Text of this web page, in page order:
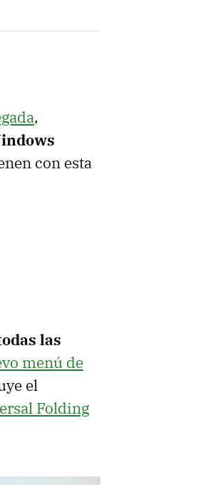
,
con esta
las
menú de
el
Folding